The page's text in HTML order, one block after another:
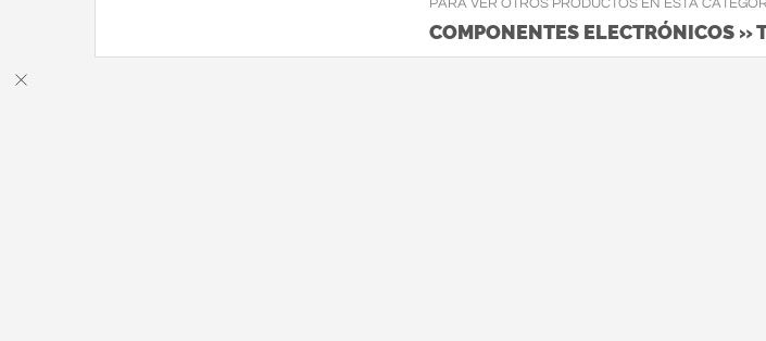
PARA VER OTROS PRODUCTOS EN ESTA
COMPONENTES ELECTRÓNICOS »